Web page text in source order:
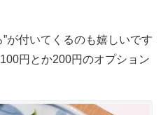
が付いてくるのも嬉しいです
円とか200円のオプション